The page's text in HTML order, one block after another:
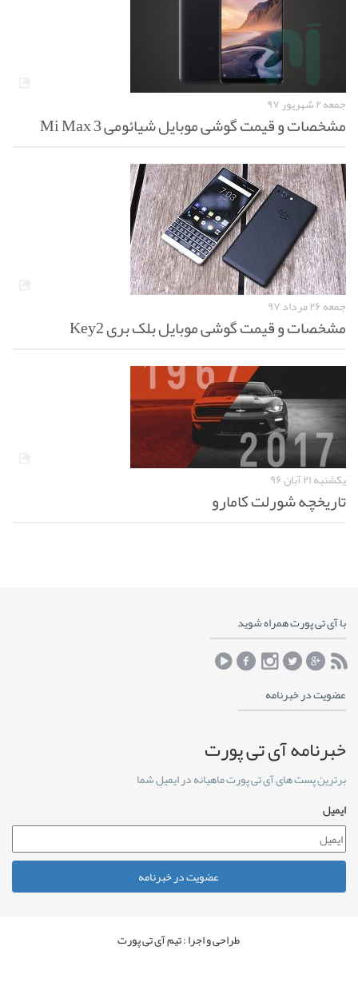
جمعه ۲ شهریور ۹۷
مشخصات و قیمت گوشی موبایل شیائومی Mi Max 3
جمعه ۲۶ مرداد ۹۷
مشخصات و قیمت گوشی موبایل بلک بری Key2
یکشنبه ۲۱ آبان ۹۶
تاریخچه شورلت کامارو
با آی تی پورت همراه شوید
عضویت در خبرنامه
خبرنامه آی تی پورت
برترین پست های آی تی پورت ماهیانه در ایمیل شما
ایمیل
عضویت در خبرنامه
طراحی و اجرا : تیم آی تی پورت